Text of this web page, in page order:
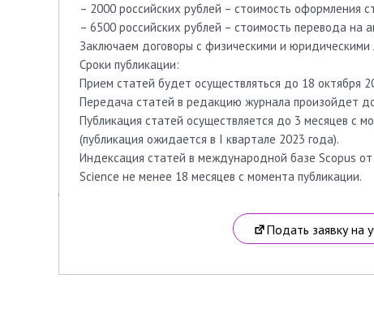
– 2000 российских рублей – стоимость оформления
– 6500 российских рублей – стоимость перевода на
Заключаем договоры с физическими и юридическими
Сроки публикации:
Прием статей будет осуществляться до 18 октября
Передача статей в редакцию журнала произойдет
Публикация статей осуществляется до 3 месяцев с
(публикация ожидается в I квартале 2023 года).
Индексация статей в международной базе Scopus
Science не менее 18 месяцев с момента публикации.
Подать заявку на